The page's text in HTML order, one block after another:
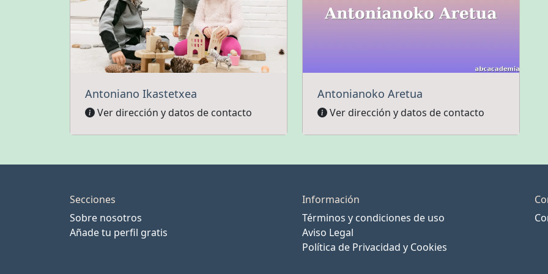
Antoniano Ikastetxea
Ver dirección y datos de contacto
Antonianoko Aretua
Ver dirección y datos de contacto
Secciones
Sobre nosotros
Añade tu perfil gratis
Información
Términos y condiciones de uso
Aviso Legal
Política de Privacidad y Cookies